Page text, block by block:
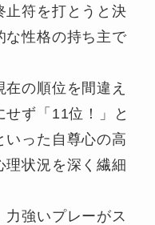
止符を打とうと決
な性格の持ち主で
の順位を間違え
せず「11位！」と
いった自尊心の高
理状況を深く繊細
力強いプレーがス